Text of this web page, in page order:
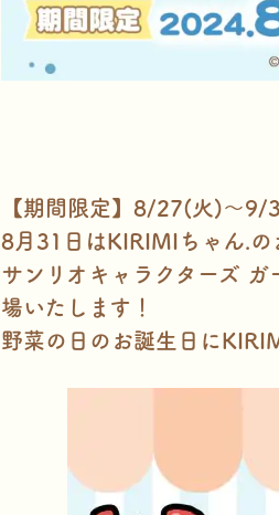
【期間限定】8/27(火)～9/
8月31日はKIRIMIちゃん.の
サンリオキャラクターズ
場いたします！
野菜の日のお誕生日に